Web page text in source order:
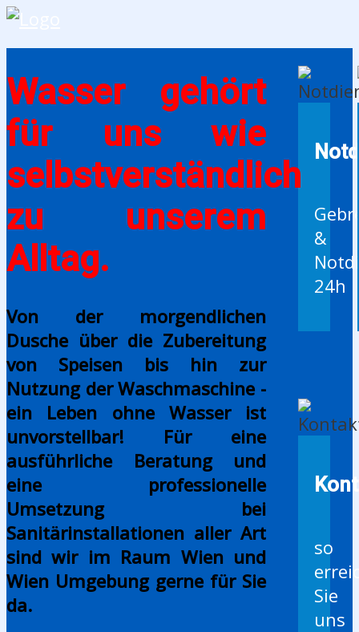
&
24h
so
Sie
uns
Wasser gehört
für uns wie
selbstverständlich
zu unserem
Alltag.
Von der morgendlichen
Dusche über die Zubereitung
von Speisen bis hin zur
Nutzung der Waschmaschine -
ein Leben ohne Wasser ist
unvorstellbar! Für eine
ausführliche Beratung und
eine professionelle
Umsetzung bei
Sanitärinstallationen aller Art
sind wir im Raum Wien und
Wien Umgebung gerne für Sie
da.